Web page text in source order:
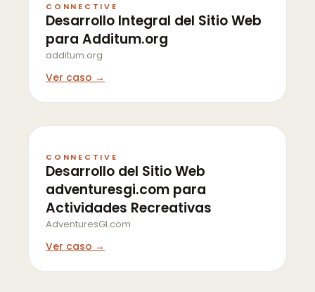
CONNECTIVE
Desarrollo Integral del Sitio Web
para Additum.org
additum.org
Ver caso →
CONNECTIVE
Desarrollo del Sitio Web
adventuresgi.com para
Actividades Recreativas
AdventuresGI.com
Ver caso →